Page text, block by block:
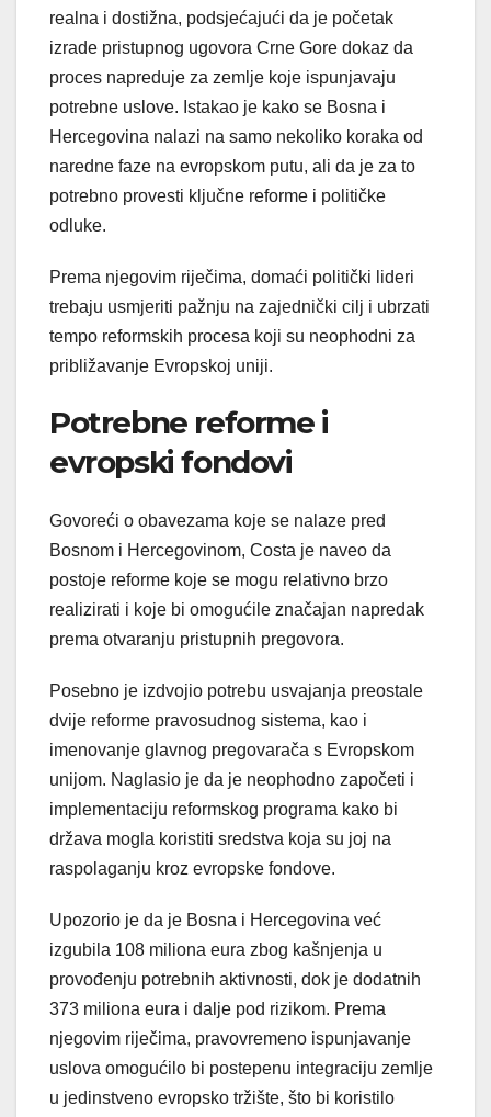
realna i dostižna, podsjećajući da je početak
izrade pristupnog ugovora Crne Gore dokaz da
proces napreduje za zemlje koje ispunjavaju
potrebne uslove. Istakao je kako se Bosna i
Hercegovina nalazi na samo nekoliko koraka od
naredne faze na evropskom putu, ali da je za to
potrebno provesti ključne reforme i političke
odluke.
Prema njegovim riječima, domaći politički lideri
trebaju usmjeriti pažnju na zajednički cilj i ubrzati
tempo reformskih procesa koji su neophodni za
približavanje Evropskoj uniji.
Potrebne reforme i
evropski fondovi
Govoreći o obavezama koje se nalaze pred
Bosnom i Hercegovinom, Costa je naveo da
postoje reforme koje se mogu relativno brzo
realizirati i koje bi omogućile značajan napredak
prema otvaranju pristupnih pregovora.
Posebno je izdvojio potrebu usvajanja preostale
dvije reforme pravosudnog sistema, kao i
imenovanje glavnog pregovarača s Evropskom
unijom. Naglasio je da je neophodno započeti i
implementaciju reformskog programa kako bi
država mogla koristiti sredstva koja su joj na
raspolaganju kroz evropske fondove.
Upozorio je da je Bosna i Hercegovina već
izgubila 108 miliona eura zbog kašnjenja u
provođenju potrebnih aktivnosti, dok je dodatnih
373 miliona eura i dalje pod rizikom. Prema
njegovim riječima, pravovremeno ispunjavanje
uslova omogućilo bi postepenu integraciju zemlje
u jedinstveno evropsko tržište, što bi koristilo